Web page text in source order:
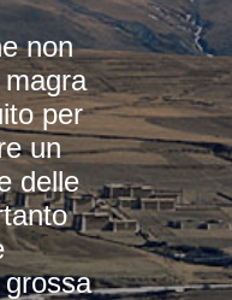
non
per
un
delle